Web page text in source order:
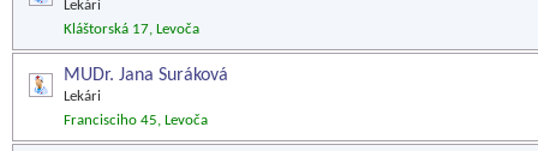
Lekári
Kláštorská 17, Levoča
MUDr. Jana Suráková
Lekári
Francisciho 45, Levoča